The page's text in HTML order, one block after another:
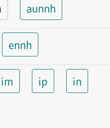
aunnh
ennh
im ip
in